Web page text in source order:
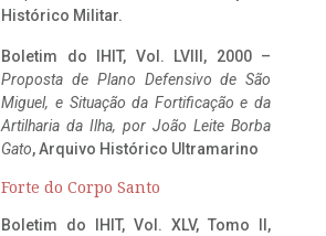
Histórico Militar.
Boletim do IHIT, Vol. LVIII, 2000 –
Proposta de Plano Defensivo de São
Miguel, e Situação da Fortificação e da
Artilharia da Ilha, por João Leite Borba
Gato, Arquivo Histórico Ultramarino
Forte do Corpo Santo
Boletim do IHIT, Vol. XLV, Tomo II,